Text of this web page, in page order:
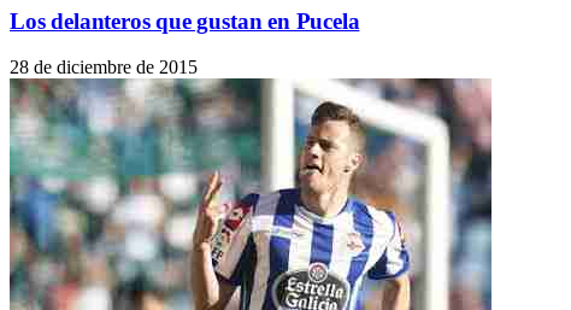
Los delanteros que gustan en Pucela
28 de diciembre de 2015